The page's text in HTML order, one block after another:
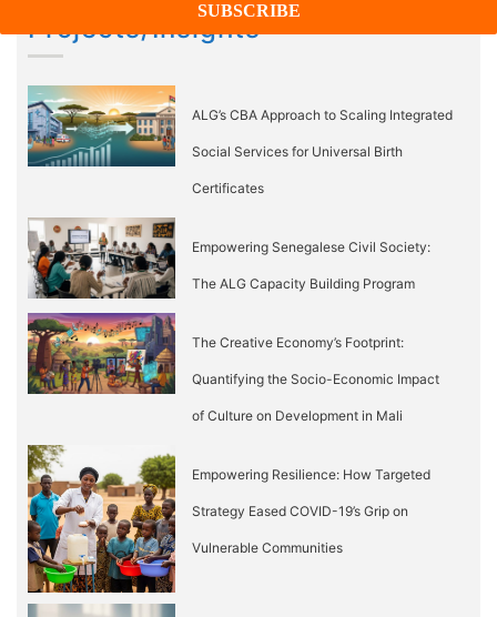
Projects/Insights
ALG’s CBA Approach to Scaling Integrated
Social Services for Universal Birth
Certificates
Empowering Senegalese Civil Society:
The ALG Capacity Building Program
The Creative Economy’s Footprint:
Quantifying the Socio-Economic Impact
of Culture on Development in Mali
Empowering Resilience: How Targeted
Strategy Eased COVID-19’s Grip on
Vulnerable Communities